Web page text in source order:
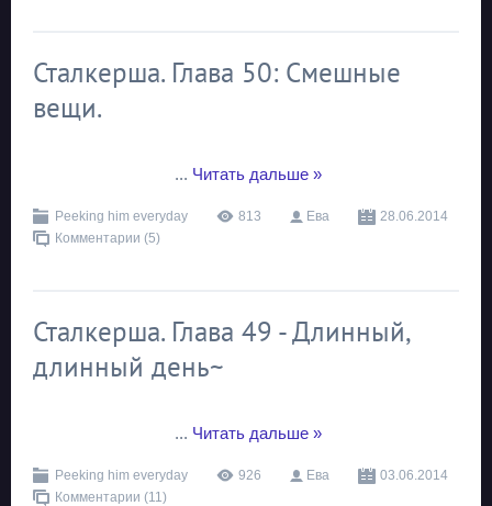
Сталкерша. Глава 50: Смешные
вещи.
... Читать дальше »
Peeking him everyday 813 Ева
28.06.2014
Комментарии (5)
Сталкерша. Глава 49 - Длинный,
длинный день~
... Читать дальше »
Peeking him everyday 926 Ева
03.06.2014
Комментарии (11)